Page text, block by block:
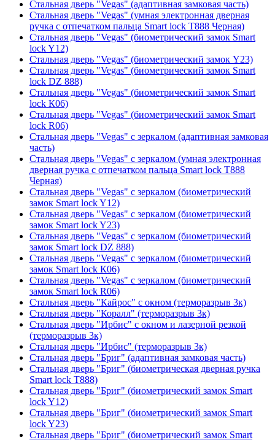
Стальная дверь "Vegas" (адаптивная замковая часть)
Стальная дверь "Vegas" (умная электронная дверная
ручка с отпечатком пальца Smart lock T888 Черная)
Стальная дверь "Vegas" (биометрический замок Smart
lock Y12)
Стальная дверь "Vegas" (биометрический замок Y23)
Стальная дверь "Vegas" (биометрический замок Smart
lock DZ 888)
Стальная дверь "Vegas" (биометрический замок Smart
lock К06)
Стальная дверь "Vegas" (биометрический замок Smart
lock R06)
Стальная дверь "Vegas" с зеркалом (адаптивная замковая
часть)
Стальная дверь "Vegas" с зеркалом (умная электронная
дверная ручка с отпечатком пальца Smart lock T888
Черная)
Стальная дверь "Vegas" с зеркалом (биометрический
замок Smart lock Y12)
Стальная дверь "Vegas" с зеркалом (биометрический
замок Smart lock Y23)
Стальная дверь "Vegas" с зеркалом (биометрический
замок Smart lock DZ 888)
Стальная дверь "Vegas" с зеркалом (биометрический
замок Smart lock К06)
Стальная дверь "Vegas" с зеркалом (биометрический
замок Smart lock R06)
Стальная дверь "Кайрос" с окном (терморазрыв 3к)
Стальная дверь "Коралл" (терморазрыв 3к)
Стальная дверь "Ирбис" с окном и лазерной резкой
(терморазрыв 3к)
Стальная дверь "Ирбис" (терморазрыв 3к)
Стальная дверь "Бриг" (адаптивная замковая часть)
Стальная дверь "Бриг" (биометрическая дверная ручка
Smart lock T888)
Стальная дверь "Бриг" (биометрический замок Smart
lock Y12)
Стальная дверь "Бриг" (биометрический замок Smart
lock Y23)
Стальная дверь "Бриг" (биометрический замок Smart